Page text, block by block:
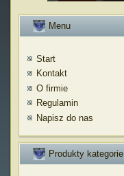
Menu
Start
Kontakt
O firmie
Regulamin
Napisz do nas
Produkty kategorie